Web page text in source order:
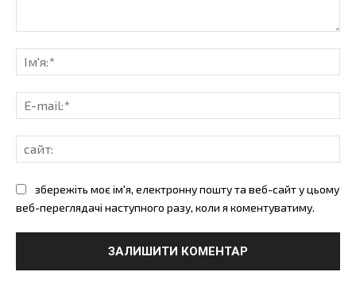
збережіть моє ім'я, електронну пошту та веб-сайт у цьому
веб-переглядачі наступного разу, коли я коментуватиму.